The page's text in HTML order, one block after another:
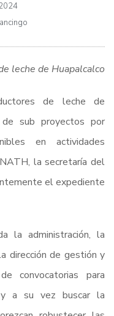
leche de Huapalcalco
de leche de
de sub proyectos por
en actividades
la secretaría del
el expediente
la administración, la
dirección de gestión y
convocatorias para
a su vez buscar la